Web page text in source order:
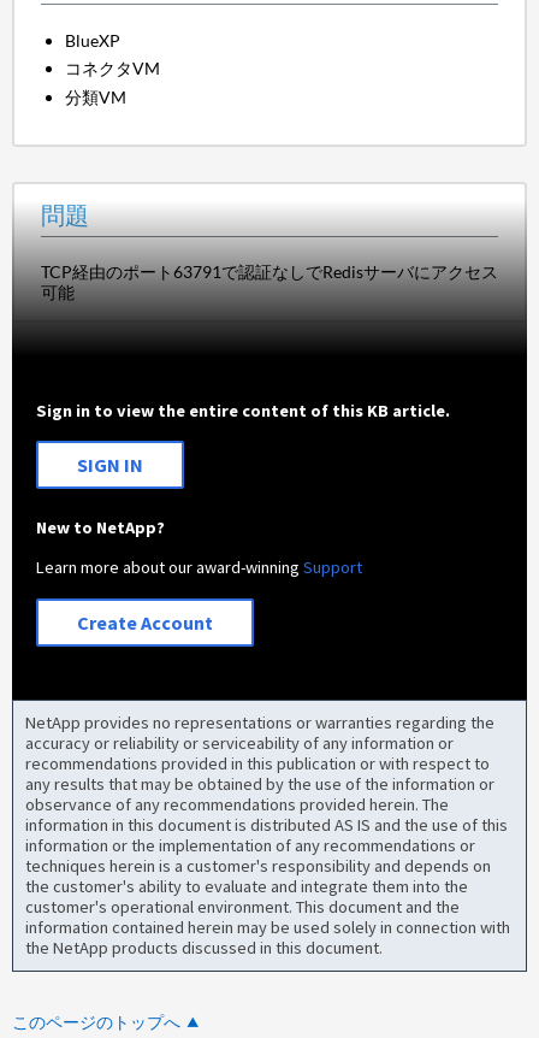
BlueXP
コネクタVM
分類VM
問題
TCP経由のポート63791で認証なしでRedisサーバにアクセス
可能
Sign in to view the entire content of this KB article.
SIGN IN
New to NetApp?
Learn more about our award-winningSupport
Create Account
NetApp provides no representations or warranties regarding the
accuracy or reliability or serviceability of any information or
recommendations provided in this publication or with respect to
any results that may be obtained by the use of the information or
observance of any recommendations provided herein. The
information in this document is distributed AS IS and the use of this
information or the implementation of any recommendations or
techniques herein is a customer's responsibility and depends on
the customer's ability to evaluate and integrate them into the
customer's operational environment. This document and the
information contained herein may be used solely in connection with
the NetApp products discussed in this document.
このページのトップへ